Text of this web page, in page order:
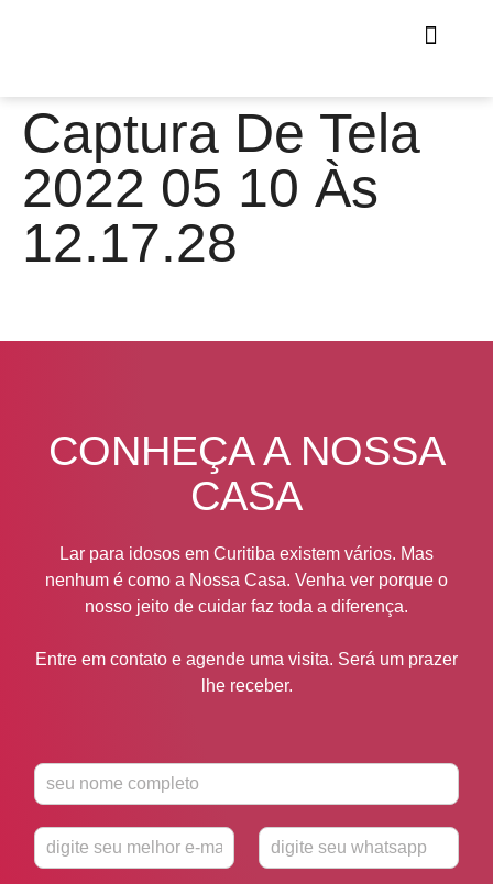
Captura De Tela
2022 05 10 Às
12.17.28
CONHEÇA A NOSSA
CASA
Lar para idosos em Curitiba existem vários. Mas
nenhum é como a Nossa Casa. Venha ver porque o
nosso jeito de cuidar faz toda a diferença.
Entre em contato e agende uma visita. Será um prazer
lhe receber.
N
m
e
E
W